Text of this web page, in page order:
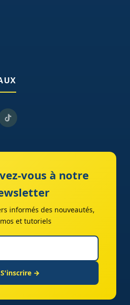
vous à notre
informés des nouveautés,
et tutoriels
S'inscrire →